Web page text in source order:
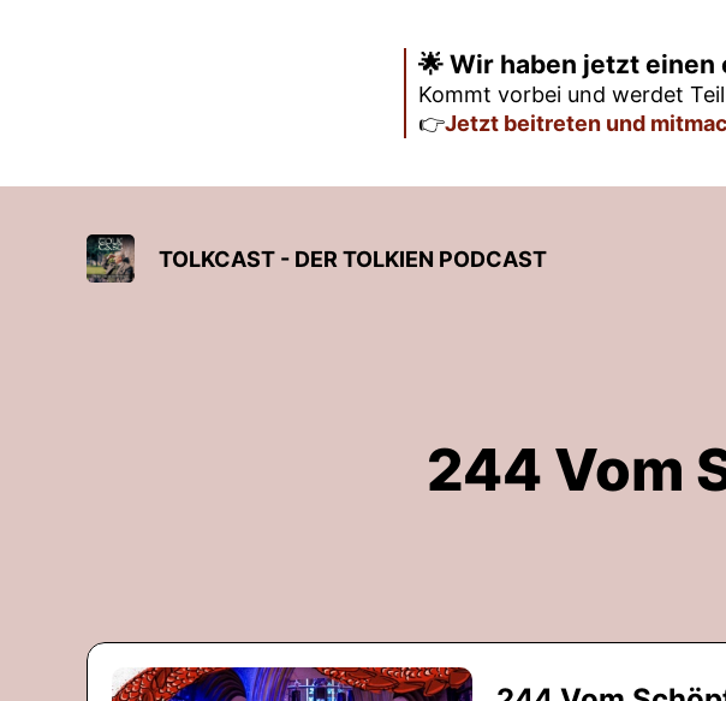
🌟 Wir haben jetzt
Kommt vorbei und werdet
👉Jetzt beitreten und
TOLKCAST - DER TOLKIEN PODCAST
244 Vom